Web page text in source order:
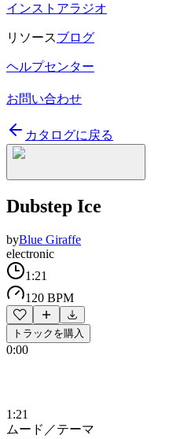
インストアラジオ
リソースブログ
ヘルプセンター
お問い合わせ
カタログに戻る
Dubstep Ice
byBlue Giraffe
electronic
1:21
120 BPM
トラックを購入
0:00
1:21
ムード／テーマ